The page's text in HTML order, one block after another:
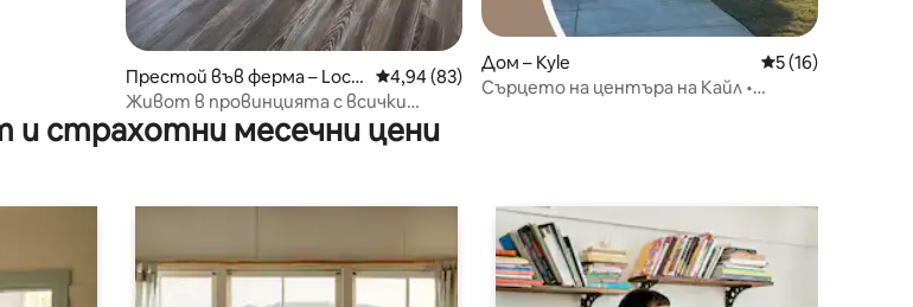
Престой във ферма – Lock
hart
Средна оценка: 4,94 от 5, 83 отзива
4,94 (83)
Живот в провинцията с всички
удобства
Дом – Kyle Средна оценка:
5 (16)
Сърцето на центъра на Кайл •
страхотни месечни цени